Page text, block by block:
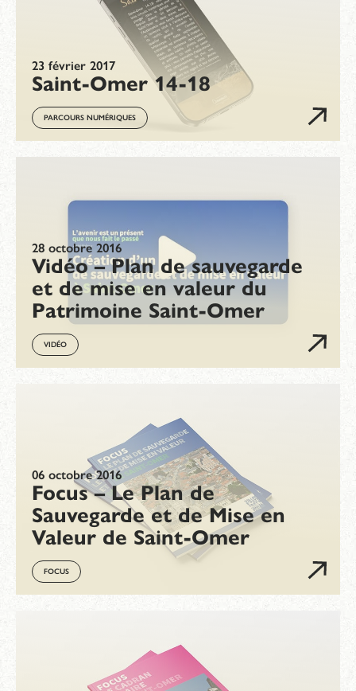
23 février 2017
Saint-Omer 14-18
PARCOURS NUMÉRIQUES
28 octobre 2016
Vidéo – Plan de sauvegarde
et de mise en valeur du
Patrimoine Saint-Omer
VIDÉO
06 octobre 2016
Focus – Le Plan de
Sauvegarde et de Mise en
Valeur de Saint-Omer
FOCUS